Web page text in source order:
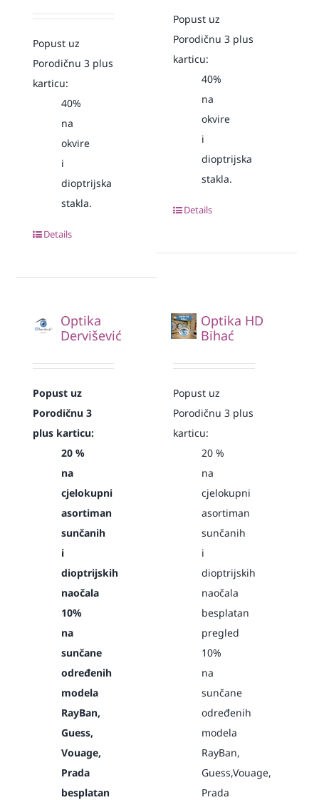
Popust uz
Porodičnu 3 plus
karticu:
40%
na
okvire
i
dioptrijska
stakla.
Details
Popust uz
Porodičnu 3 plus
karticu:
40%
na
okvire
i
dioptrijska
stakla.
Details
Optika
Dervišević
Popust uz
Porodičnu 3
plus karticu:
20 %
na
cjelokupni
asortiman
sunčanih
i
dioptrijskih
naočala
10%
na
sunčane
određenih
modela
RayBan,
Guess,
Vouage,
Prada
besplatan
Optika HD
Bihać
Popust uz
Porodičnu 3 plus
karticu:
20 %
na
cjelokupni
asortiman
sunčanih
i
dioptrijskih
naočala
besplatan
pregled
10%
na
sunčane
određenih
modela
RayBan,
Guess,Vouage,
Prada